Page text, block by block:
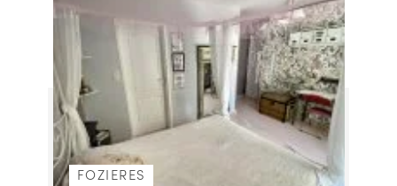
FOZIERES